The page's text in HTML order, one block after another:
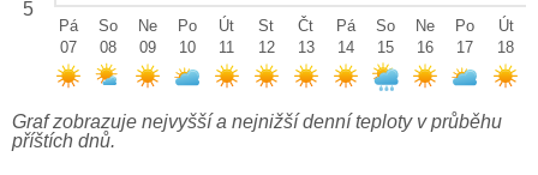
5
Pá
07
So
08
Ne
09
Po
10
Út
11
St
12
Čt
13
Pá
14
So
15
Ne
16
Po
17
Út
18
Graf zobrazuje nejvyšší a nejnižší denní teploty v průběhu
příštích dnů.